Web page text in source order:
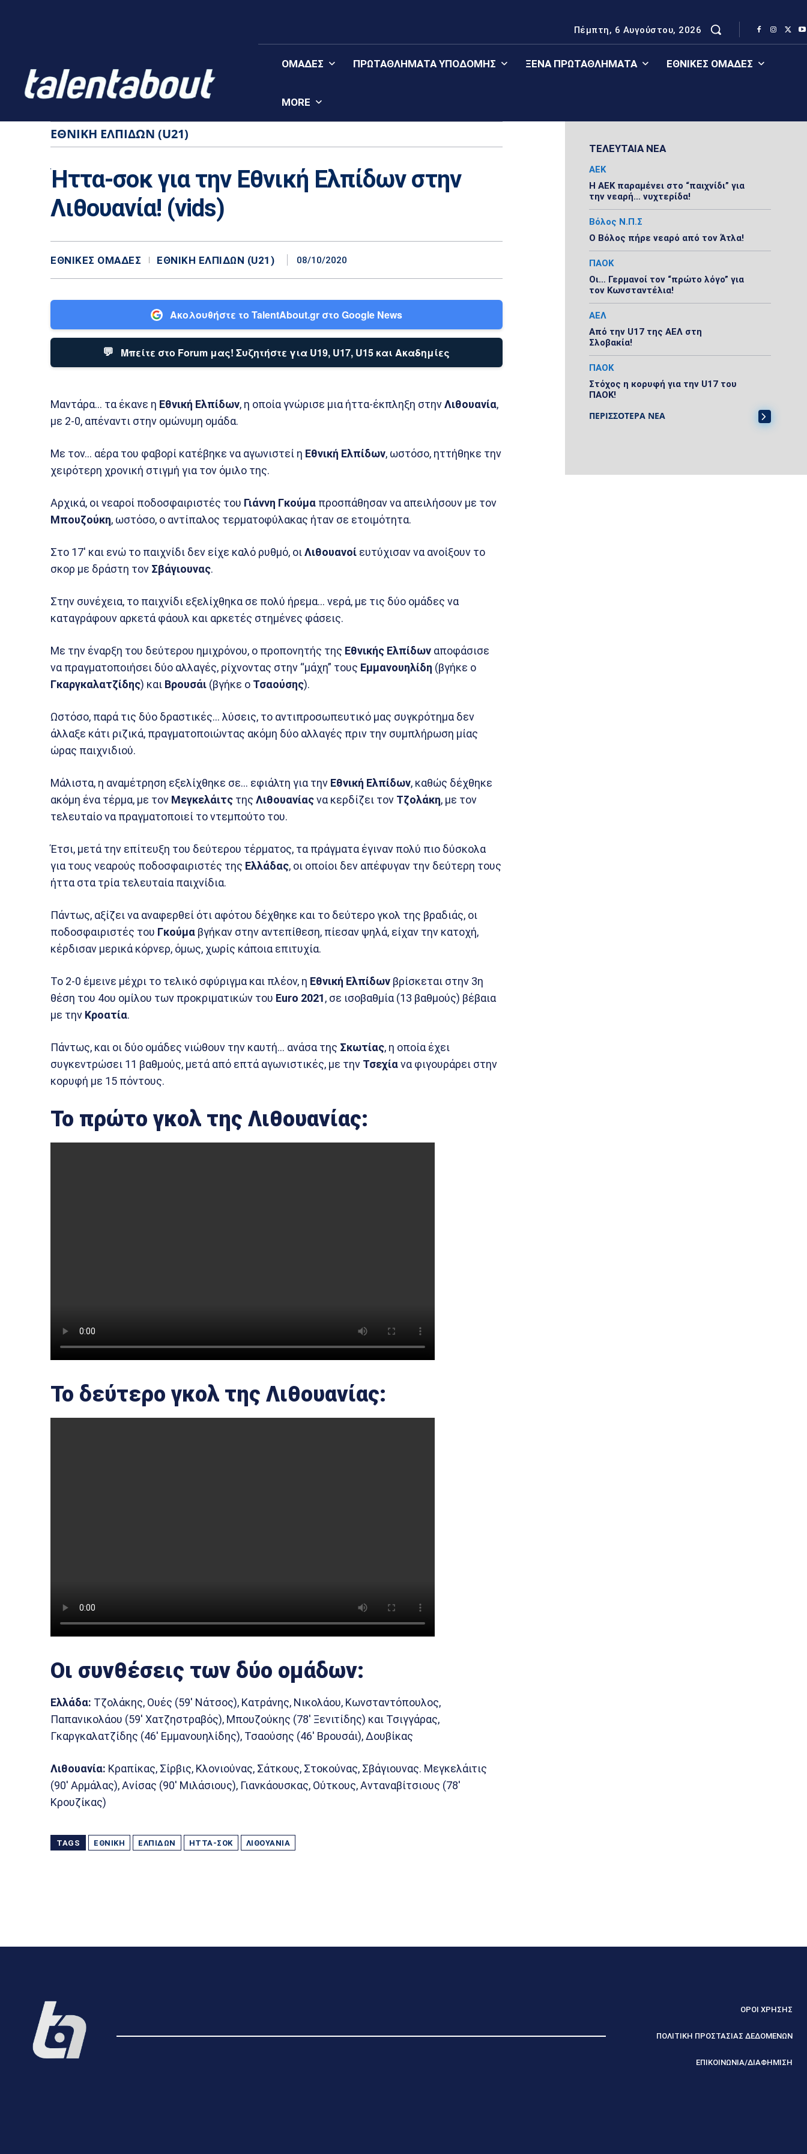
Πέμπτη, 6 Αυγούστου, 2026
ΟΜΆΔΕΣ ΠΡΩΤΑΘΛΉΜΑΤΑ YΠΟΔΟΜΉΣ ΞΈΝΑ ΠΡΩΤΑΘΛΉΜΑΤΑ ΕΘΝΙΚΈΣ ΟΜΆΔΕΣ
MORE
ΕΘΝΙΚΉ ΕΛΠΊΔΩΝ (U21)
Ήττα-σοκ για την Εθνική Ελπίδων στην
Λιθουανία! (vids)
ΕΘΝΙΚΈΣ ΟΜΆΔΕΣ ΕΘΝΙΚΉ ΕΛΠΊΔΩΝ (U21) 08/10/2020
Ακολουθήστε το TalentAbout.gr στο Google News
💬 Μπείτε στο Forum μας! Συζητήστε για U19, U17, U15 και Ακαδημίες
Μαντάρα… τα έκανε η Εθνική Ελπίδων, η οποία γνώρισε μια ήττα-έκπληξη στηνΛιθουανία,
με 2-0, απέναντι στην ομώνυμη ομάδα.
Με τον… αέρα του φαβορί κατέβηκε να αγωνιστεί η Εθνική Ελπίδων, ωστόσο, ηττήθηκε την
χειρότερη χρονική στιγμή για τον όμιλο της.
Αρχικά, οι νεαροί ποδοσφαιριστές του Γιάννη Γκούμα προσπάθησαν να απειλήσουν με τον
Μπουζούκη, ωστόσο, ο αντίπαλος τερματοφύλακας ήταν σε ετοιμότητα.
Στο 17′ και ενώ το παιχνίδι δεν είχε καλό ρυθμό, οιΛιθουανοί ευτύχισαν να ανοίξουν το
σκορ με δράστη τον Σβάγιουνας.
Στην συνέχεια, το παιχνίδι εξελίχθηκα σε πολύ ήρεμα… νερά, με τις δύο ομάδες να
καταγράφουν αρκετά φάουλ και αρκετές στημένες φάσεις.
Με την έναρξη του δεύτερου ημιχρόνου, ο προπονητής της Εθνικής Ελπίδων αποφάσισε
να πραγματοποιήσει δύο αλλαγές, ρίχνοντας στην “μάχη” τους Εμμανουηλίδη (βγήκε ο
Γκαργκαλατζίδης) και Βρουσάι (βγήκε ο Τσαούσης).
Ωστόσο, παρά τις δύο δραστικές… λύσεις, το αντιπροσωπευτικό μας συγκρότημα δεν
άλλαξε κάτι ριζικά, πραγματοποιώντας ακόμη δύο αλλαγές πριν την συμπλήρωση μίας
ώρας παιχνιδιού.
Μάλιστα, η αναμέτρηση εξελίχθηκε σε… εφιάλτη για την Εθνική Ελπίδων, καθώς δέχθηκε
ακόμη ένα τέρμα, με τον Μεγκελάιτς της Λιθουανίαςνα κερδίζει τον Τζολάκη, με τον
τελευταίο να πραγματοποιεί το ντεμπούτο του.
Έτσι, μετά την επίτευξη του δεύτερου τέρματος, τα πράγματα έγιναν πολύ πιο δύσκολα
για τους νεαρούς ποδοσφαιριστές της Ελλάδας, οι οποίοι δεν απέφυγαν την δεύτερη τους
ήττα στα τρία τελευταία παιχνίδια.
Πάντως, αξίζει να αναφερθεί ότι αφότου δέχθηκε και το δεύτερο γκολ της βραδιάς, οι
ποδοσφαιριστές του Γκούμα βγήκαν στην αντεπίθεση, πίεσαν ψηλά, είχαν την κατοχή,
κέρδισαν μερικά κόρνερ, όμως, χωρίς κάποια επιτυχία.
Το 2-0 έμεινε μέχρι το τελικό σφύριγμα και πλέον, η Εθνική Ελπίδων βρίσκεται στην 3η
θέση του 4ου ομίλου των προκριματικών του Euro 2021, σε ισοβαθμία (13 βαθμούς) βέβαια
με την Κροατία.
Πάντως, και οι δύο ομάδες νιώθουν την καυτή… ανάσα της Σκωτίας, η οποία έχει
συγκεντρώσει 11 βαθμούς, μετά από επτά αγωνιστικές, με την Τσεχίανα φιγουράρει στην
κορυφή με 15 πόντους.
Το πρώτο γκολ της Λιθουανίας:
Το δεύτερο γκολ της Λιθουανίας:
Οι συνθέσεις των δύο ομάδων:
Ελλάδα: Τζολάκης, Ουές (59′ Νάτσος), Κατράνης, Νικολάου, Κωνσταντόπουλος,
Παπανικολάου (59′ Χατζηστραβός), Μπουζούκης (78′ Ξενιτίδης) και Τσιγγάρας,
Γκαργκαλατζίδης (46′ Εμμανουηλίδης), Τσαούσης (46′ Βρουσάι), Δουβίκας
Λιθουανία: Κραπίκας, Σίρβις, Κλονιούνας, Σάτκους, Στοκούνας, Σβάγιουνας. Μεγκελάιτις
(90′ Αρμάλας), Ανίσας (90′ Μιλάσιους), Γιανκάουσκας, Ούτκους, Ανταναβίτσιους (78′
Κρουζίκας)
TAGS ΕΘΝΙΚΉ ΕΛΠΊΔΩΝ ΉΤΤΑ-ΣΟΚ ΛΙΘΟΥΑΝΊΑ
ΤΕΛΕΥΤΑΙΑ ΝΕΑ
ΑΕΚ
Η ΑΕΚ παραμένει στο “παιχνίδι” για
την νεαρή… νυχτερίδα!
Βόλος Ν.Π.Σ
Ο Βόλος πήρε νεαρό από τον Άτλα!
ΠΑΟΚ
Οι… Γερμανοί τον “πρώτο λόγο” για
τον Κωνσταντέλια!
ΑΕΛ
Από την U17 της ΑΕΛ στη
Σλοβακία!
ΠΑΟΚ
Στόχος η κορυφή για την U17 του
ΠΑΟΚ!
ΠΕΡΙΣΣΟΤΕΡΑ ΝΕΑ
ΟΡΟΙ ΧΡΗΣΗΣ
ΠΟΛΙΤΙΚΗ ΠΡΟΣΤΑΣΙΑΣ ΔΕΔΟΜΕΝΩΝ
ΕΠΙΚΟΙΝΩΝΙΑ/ΔΙΑΦΗΜΙΣΗ